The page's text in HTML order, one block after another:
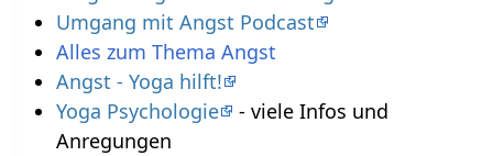
Umgang mit Angst Podcast
Alles zum Thema Angst
Angst - Yoga hilft!
Yoga Psychologie
- viele Infos und
Anregungen